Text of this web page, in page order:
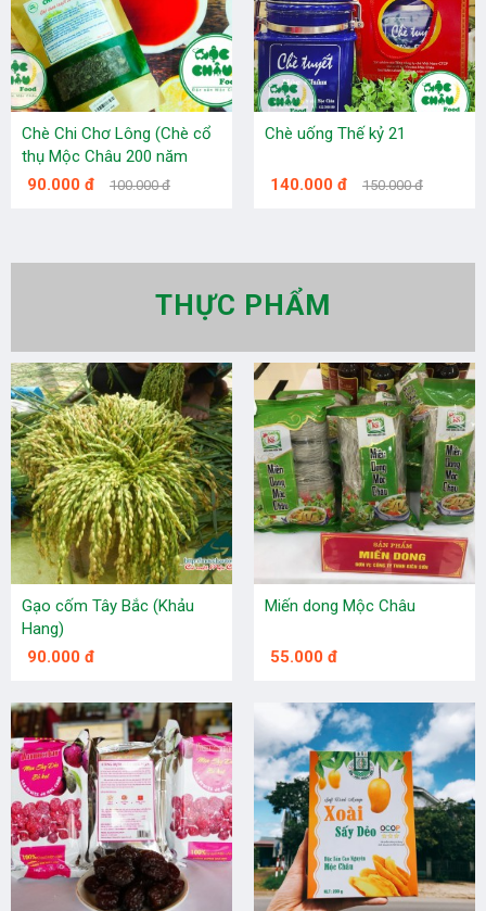
Chè Chi Chơ Lông (Chè cổ
thụ Mộc Châu 200 năm
tuổi)
90.000 đ 100.000 đ
Chè uống Thế kỷ 21
140.000 đ 150.000 đ
THỰC PHẨM
Gạo cốm Tây Bắc (Khảu
Hang)
90.000 đ
Miến dong Mộc Châu
55.000 đ